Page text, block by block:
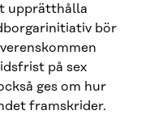
upprätthålla
bör
på sex
ges om hur
framskrider.